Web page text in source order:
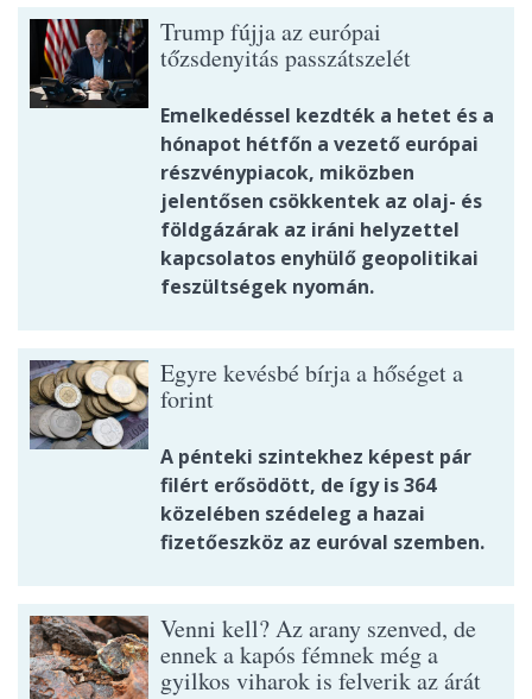
Trump fújja az európai
tőzsdenyitás passzátszelét
Emelkedéssel kezdték a hetet és a
hónapot hétfőn a vezető európai
részvénypiacok, miközben
jelentősen csökkentek az olaj- és
földgázárak az iráni helyzettel
kapcsolatos enyhülő geopolitikai
feszültségek nyomán.
Egyre kevésbé bírja a hőséget a
forint
A pénteki szintekhez képest pár
filért erősödött, de így is 364
közelében szédeleg a hazai
fizetőeszköz az euróval szemben.
Venni kell? Az arany szenved, de
ennek a kapós fémnek még a
gyilkos viharok is felverik az árát